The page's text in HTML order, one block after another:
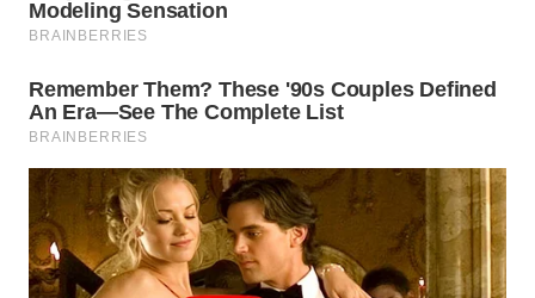
WN
WN
WN
SURABAYA